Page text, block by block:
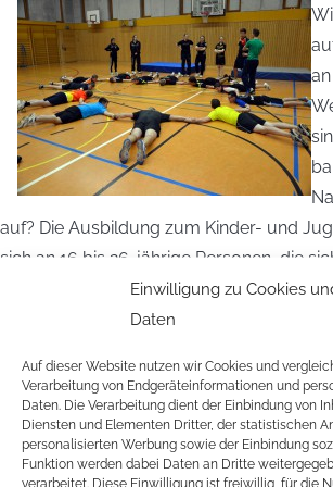
Einwilligung zu Cookies
Daten
Auf dieser Website nutzen wir Cookies und
Verarbeitung von Endgeräteinformationen und
Daten. Die Verarbeitung dient der Einbindung von
Diensten und Elementen Dritter, der statistischen
personalisierten Werbung sowie der Einbindung
Funktion werden dabei Daten an Dritte
verarbeitet. Diese Einwilligung ist freiwillig, für die
auf? Die Ausbildung zum Kinder- und
sich an 16 bis 26-jährige Personen, die
oder einer Schule engagieren oder
und 8. November findet eine der
ANMELDEFORMULAR
AUSSCHREIBUNG